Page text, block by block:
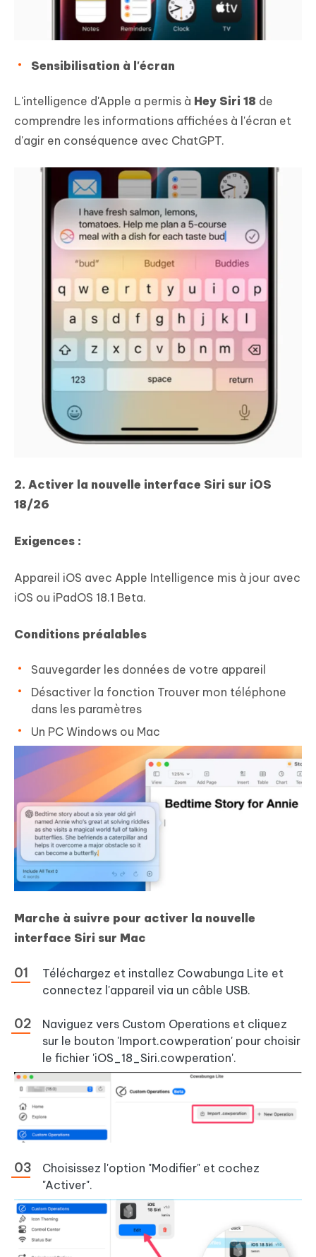
Sensibilisation à l'écran
L'intelligence d'Apple a permis à Hey Siri 18 de
comprendre les informations affichées à l'écran et
d'agir en conséquence avec ChatGPT.
2. Activer la nouvelle interface Siri sur iOS
18/26
Exigences :
Appareil iOS avec Apple Intelligence mis à jour avec
iOS ou iPadOS 18.1 Beta.
Conditions préalables
Sauvegarder les données de votre appareil
Désactiver la fonction Trouver mon téléphone
dans les paramètres
Un PC Windows ou Mac
Marche à suivre pour activer la nouvelle
interface Siri sur Mac
Téléchargez et installez Cowabunga Lite et
connectez l'appareil via un câble USB.
Naviguez vers Custom Operations et cliquez
sur le bouton 'Import.cowperation' pour choisir
le fichier 'iOS_18_Siri.cowperation'.
Choisissez l'option "Modifier" et cochez
"Activer".